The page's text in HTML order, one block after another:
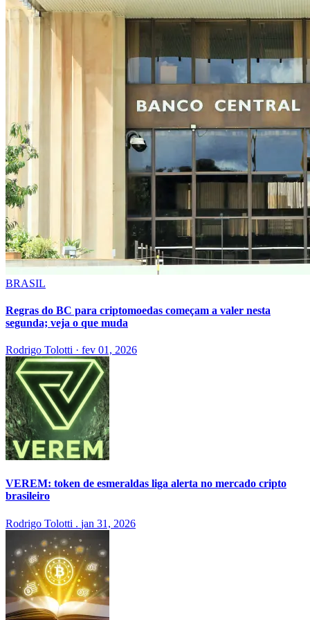
BRASIL
Regras do BC para criptomoedas começam a valer nesta
segunda; veja o que muda
Rodrigo Tolotti · fev 01, 2026
VEREM: token de esmeraldas liga alerta no mercado cripto
brasileiro
Rodrigo Tolotti . jan 31, 2026